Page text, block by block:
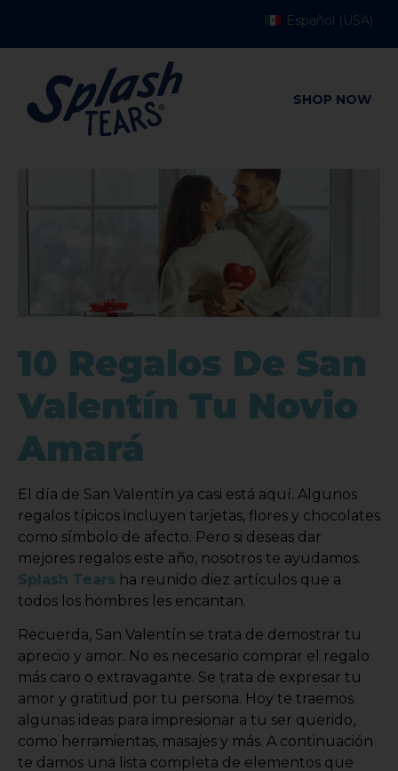
Español (USA)
SHOP NOW
10 Regalos De San
Valentín Tu Novio
Amará
El día de San Valentín ya casi está aquí. Algunos
regalos típicos incluyen tarjetas, flores y chocolates
como símbolo de afecto. Pero si deseas dar
mejores regalos este año, nosotros te ayudamos.
Splash Tears ha reunido diez artículos que a
todos los hombres les encantan.
Recuerda, San Valentín se trata de demostrar tu
aprecio y amor. No es necesario comprar el regalo
más caro o extravagante. Se trata de expresar tu
amor y gratitud por tu persona. Hoy te traemos
algunas ideas para impresionar a tu ser querido,
como herramientas, masajes y más. A continuación
te damos una lista completa de elementos que